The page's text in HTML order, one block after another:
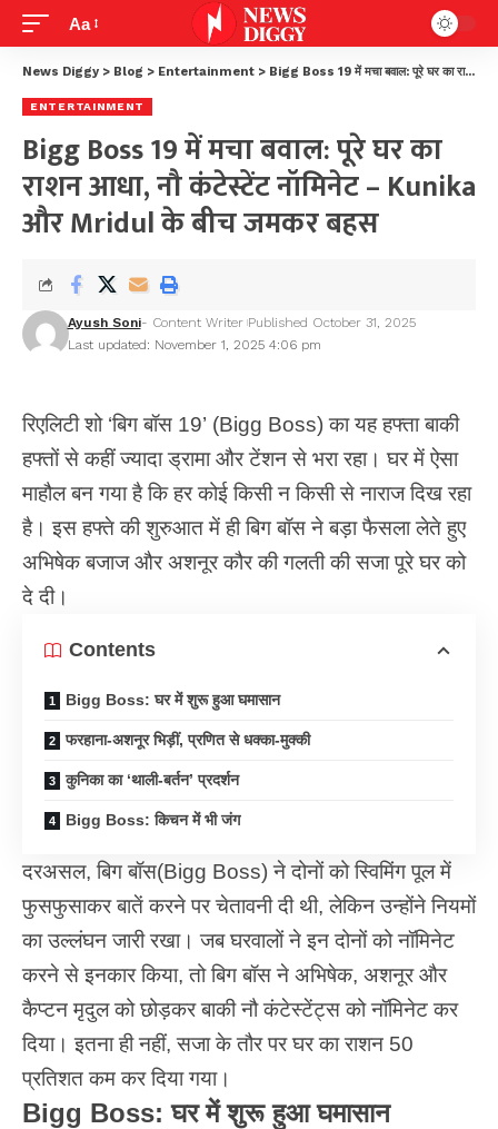
Aa
News Diggy > Blog > Entertainment > Bigg Boss 19 में मचा बवाल: पूरे घर का राशन आधा, नौ कंटेस्टेंट नॉमिनेट – Kunika और Mridul के बीच जमकर बहस
ENTERTAINMENT
Bigg Boss 19 में मचा बवाल: पूरे घर का
राशन आधा, नौ कंटेस्टेंट नॉमिनेट – Kunika
और Mridul के बीच जमकर बहस
Last updated: November 1, 2025 4:06 pm
Ayush Soni- Content Writer Published October 31, 2025
रिएलिटी शो ‘बिग बॉस 19’ (Bigg Boss) का यह हफ्ता बाकी
हफ्तों से कहीं ज्यादा ड्रामा और टेंशन से भरा रहा। घर में ऐसा
माहौल बन गया है कि हर कोई किसी न किसी से नाराज दिख रहा
है। इस हफ्ते की शुरुआत में ही बिग बॉस ने बड़ा फैसला लेते हुए
अभिषेक बजाज और अशनूर कौर की गलती की सजा पूरे घर को
दे दी।
Contents
Bigg Boss: घर में शुरू हुआ घमासान
फरहाना-अशनूर भिड़ीं, प्रणित से धक्का-मुक्की
कुनिका का ‘थाली-बर्तन’ प्रदर्शन
Bigg Boss: किचन में भी जंग
दरअसल, बिग बॉस(Bigg Boss) ने दोनों को स्विमिंग पूल में
फुसफुसाकर बातें करने पर चेतावनी दी थी, लेकिन उन्होंने नियमों
का उल्लंघन जारी रखा। जब घरवालों ने इन दोनों को नॉमिनेट
करने से इनकार किया, तो बिग बॉस ने अभिषेक, अशनूर और
कैप्टन मृदुल को छोड़कर बाकी नौ कंटेस्टेंट्स को नॉमिनेट कर
दिया। इतना ही नहीं, सजा के तौर पर घर का राशन 50
प्रतिशत कम कर दिया गया।
Bigg Boss: घर में शुरू हुआ घमासान